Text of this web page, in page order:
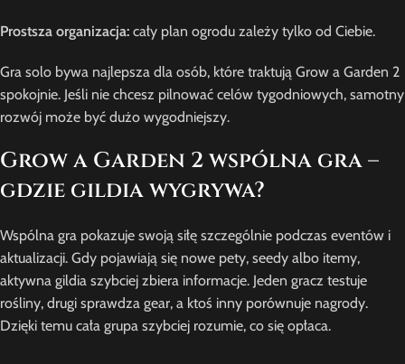
Prostsza organizacja: cały plan ogrodu zależy tylko od Ciebie.
Gra solo bywa najlepsza dla osób, które traktują Grow a Garden 2
spokojnie. Jeśli nie chcesz pilnować celów tygodniowych, samotny
rozwój może być dużo wygodniejszy.
Grow a Garden 2 wspólna gra –
gdzie gildia wygrywa?
Wspólna gra pokazuje swoją siłę szczególnie podczas eventów i
aktualizacji. Gdy pojawiają się nowe pety, seedy albo itemy,
aktywna gildia szybciej zbiera informacje. Jeden gracz testuje
rośliny, drugi sprawdza gear, a ktoś inny porównuje nagrody.
Dzięki temu cała grupa szybciej rozumie, co się opłaca.